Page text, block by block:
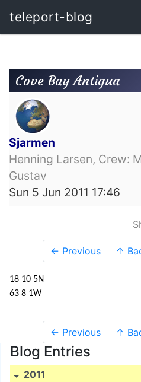
teleport-blog
Cove Bay Antigua
Sjarmen
Henning Larsen, Crew:
Gustav
Sun 5 Jun 2011 17:46
← Previous ↑
18 10 5N
63 8 1W
← Previous ↑
Blog Entries
2011